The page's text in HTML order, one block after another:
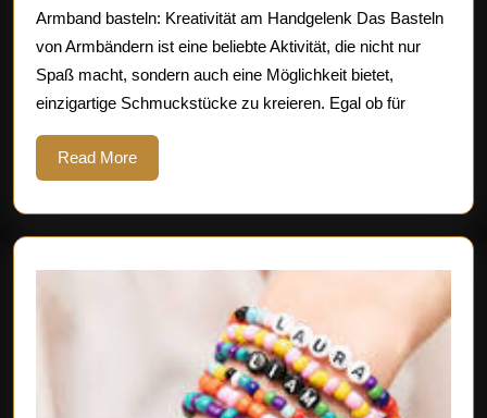
basteln:
Schmuckstücke
selbst
Armband basteln: Kreativität am Handgelenk Das Basteln
von Armbändern ist eine beliebte Aktivität, die nicht nur
Spaß macht, sondern auch eine Möglichkeit bietet,
einzigartige Schmuckstücke zu kreieren. Egal ob für
Read MoreRead
More